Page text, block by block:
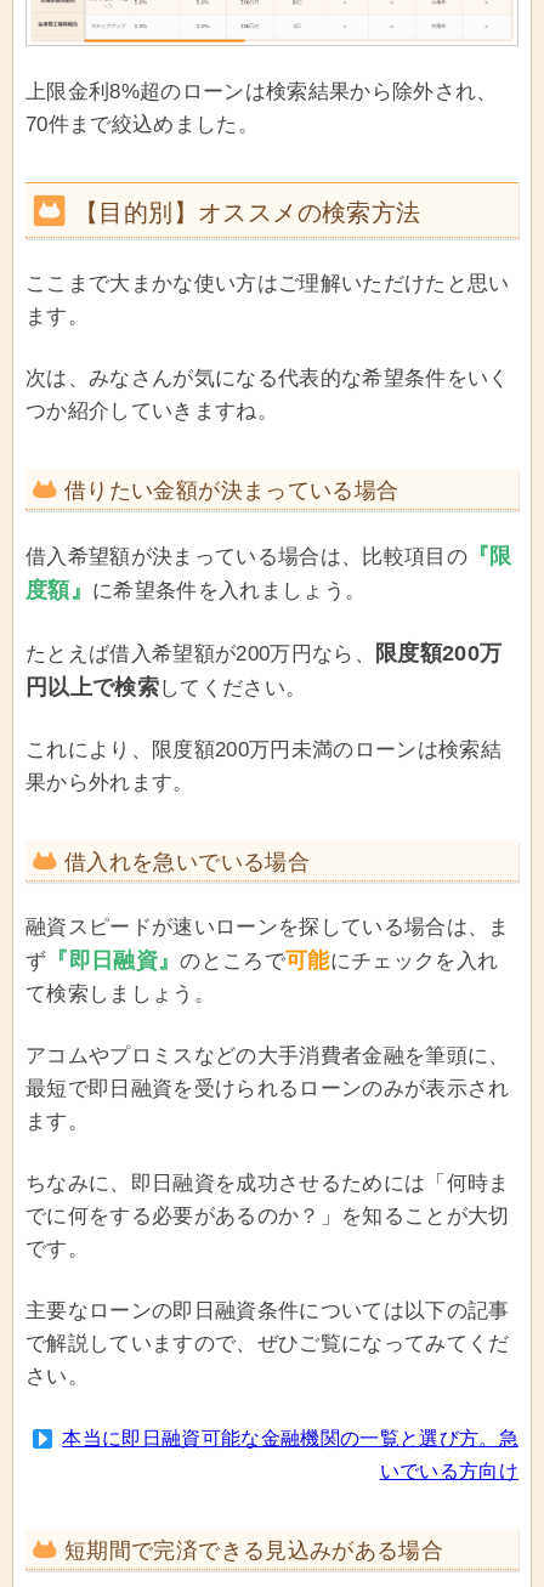
上限金利8%超のローンは検索結果から除外され、
70件まで絞込めました。
【目的別】オススメの検索方法
ここまで大まかな使い方はご理解いただけたと思い
ます。
次は、みなさんが気になる代表的な希望条件をいく
つか紹介していきますね。
借りたい金額が決まっている場合
借入希望額が決まっている場合は、比較項目の 『限
度額』 に希望条件を入れましょう。
たとえば借入希望額が200万円なら、
限度額200万
円以上で検索してください。
これにより、限度額200万円未満のローンは検索結
果から外れます。
借入れを急いでいる場合
融資スピードが速いローンを探している場合は、ま
ず 『即日融資』のところで可能にチェックを入れ
て検索しましょう。
アコムやプロミスなどの大手消費者金融を筆頭に、
最短で即日融資を受けられるローンのみが表示され
ます。
ちなみに、即日融資を成功させるためには「何時ま
でに何をする必要があるのか？」を知ることが大切
です。
主要なローンの即日融資条件については以下の記事
で解説していますので、ぜひご覧になってみてくだ
さい。
本当に即日融資可能な金融機関の一覧と選び方。急
いでいる方向け
短期間で完済できる見込みがある場合